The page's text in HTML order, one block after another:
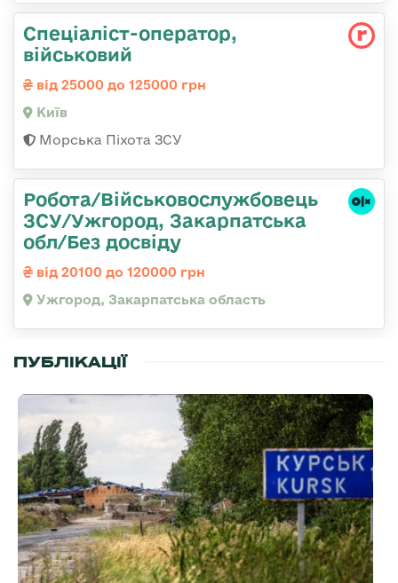
Спеціаліст-оператор,
військовий
від 25000 до 125000 грн
Київ
Морська Піхота ЗСУ
Робота/Військовослужбовець
ЗСУ/Ужгород, Закарпатська
обл/Без досвіду
від 20100 до 120000 грн
Ужгород, Закарпатська область
ПУБЛІКАЦІЇ